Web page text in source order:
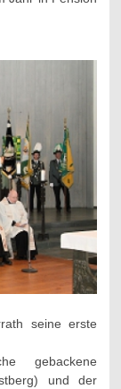
seine erste
gebackene
und der